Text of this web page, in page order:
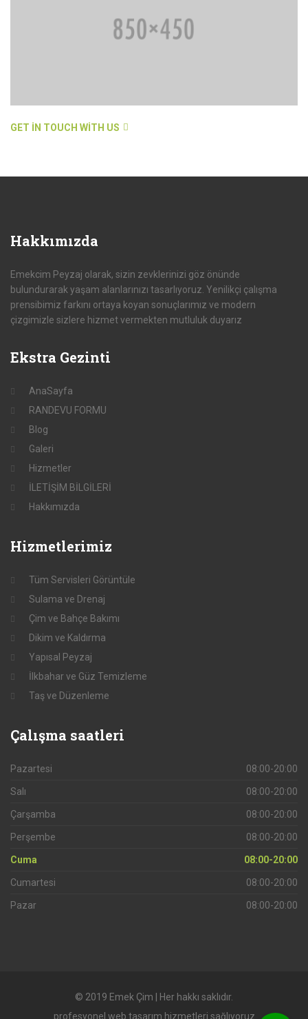
GET IN TOUCH WITH US
Hakkımızda
Emekcim Peyzaj olarak, sizin zevklerinizi göz önünde
bulundurarak yaşam alanlarınızı tasarlıyoruz. Yenilikçi çalışma
prensibimiz farkını ortaya koyan sonuçlarımız ve modern
çizgimizle sizlere hizmet vermekten mutluluk duyarız
Ekstra Gezinti
AnaSayfa
RANDEVU FORMU
Blog
Galeri
Hizmetler
İLETİŞİM BİLGİLERİ
Hakkımızda
Hizmetlerimiz
Tüm Servisleri Görüntüle
Sulama ve Drenaj
Çim ve Bahçe Bakımı
Dikim ve Kaldırma
Yapısal Peyzaj
İlkbahar ve Güz Temizleme
Taş ve Düzenleme
Çalışma saatleri
Pazartesi 08:00-20:00
Salı 08:00-20:00
Çarşamba 08:00-20:00
Perşembe 08:00-20:00
Cuma 08:00-20:00
Cumartesi 08:00-20:00
Pazar 08:00-20:00
© 2019 Emek Çim | Her hakkı saklıdır.
profesyonel web tasarım hizmetleri sağlıyoruz